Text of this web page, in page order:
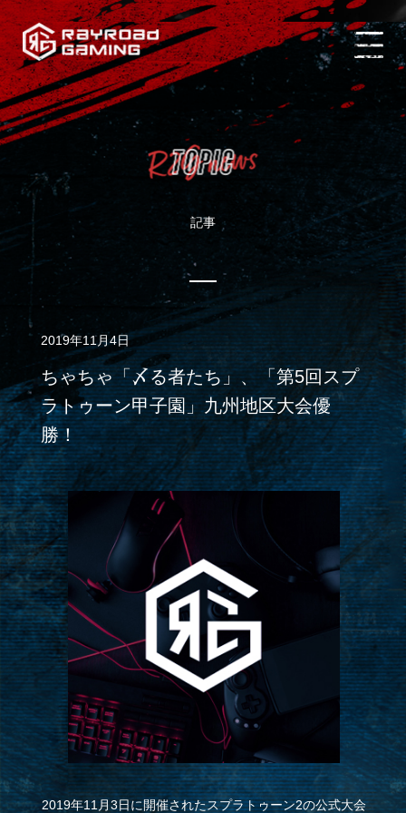
記事
2019年11月4日
ちゃちゃ「〆る者たち」、「第5回スプ
ラトゥーン甲子園」九州地区大会優
勝！
2019年11月3日に開催されたスプラトゥーン2の公式大会